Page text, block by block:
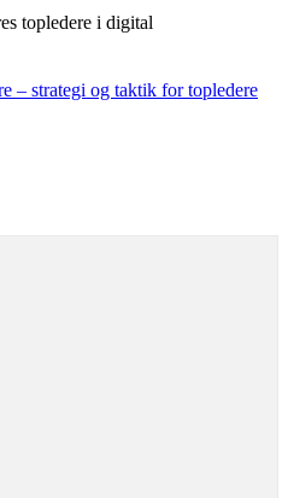
topledere i digital
– strategi og taktik for topledere